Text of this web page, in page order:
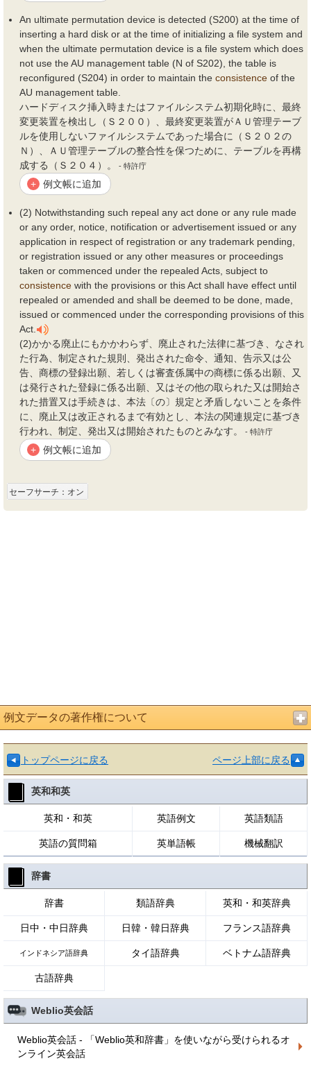
An ultimate permutation device is detected (S200) at the time of
inserting a hard disk or at the time of initializing a file system and
when the ultimate permutation device is a file system which does
not use the AU management table (N of S202), the table is
reconfigured (S204) in order to maintain the consistence of the
AU management table.
ハードディスク挿入時またはファイルシステム初期化時に、最終
変更装置を検出し（Ｓ２００）、最終変更装置がＡＵ管理テーブ
ルを使用しないファイルシステムであった場合に（Ｓ２０２の
Ｎ）、ＡＵ管理テーブルの整合性を保つために、テーブルを再構
成する（Ｓ２０４）。
- 特許庁
+ 例文帳に追加
(2) Notwithstanding such repeal any act done or any rule made
or any order, notice, notification or advertisement issued or any
application in respect of registration or any trademark pending,
or registration issued or any other measures or proceedings
taken or commenced under the repealed Acts, subject to
consistence with the provisions or this Act shall have effect until
repealed or amended and shall be deemed to be done, made,
issued or commenced under the corresponding provisions of this
Act.
(2)かかる廃止にもかかわらず、廃止された法律に基づき、なされ
た行為、制定された規則、発出された命令、通知、告示又は公
告、商標の登録出願、若しくは審査係属中の商標に係る出願、又
は発行された登録に係る出願、又はその他の取られた又は開始さ
れた措置又は手続きは、本法〔の〕規定と矛盾しないことを条件
に、廃止又は改正されるまで有効とし、本法の関連規定に基づき
行われ、制定、発出又は開始されたものとみなす。
- 特許庁
+ 例文帳に追加
セーフサーチ：オン
例文データの著作権について
トップページに戻る ページ上部に戻る
英和和英
英和・和英 英語例文 英語類語
英語の質問箱 英単語帳 機械翻訳
辞書
辞書 類語辞典 英和・和英辞典
日中・中日辞典 日韓・韓日辞典 フランス語辞典
インドネシア語辞典 タイ語辞典 ベトナム語辞典
古語辞典
Weblio英会話
Weblio英会話 - 「Weblio英和辞書」を使いながら受けられるオ
ンライン英会話